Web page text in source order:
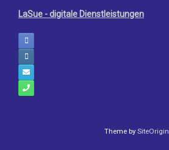
LaSue - digitale Dienstleistungen
Theme bySiteOrigin